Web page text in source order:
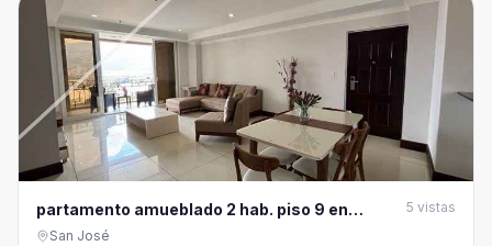
partamento amueblado 2 hab. piso 9 en
Sabana Sur
5 vistas
San José